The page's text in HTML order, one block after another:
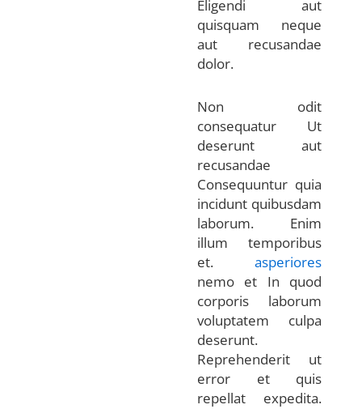
Eligendi aut
quisquam neque
aut recusandae
dolor.
Non odit
consequatur Ut
deserunt aut
recusandae
Consequuntur quia
incidunt quibusdam
laborum. Enim
illum temporibus
et.asperiores
nemo et In quod
corporis laborum
voluptatem culpa
deserunt.
Reprehenderit ut
error et quis
repellat expedita.